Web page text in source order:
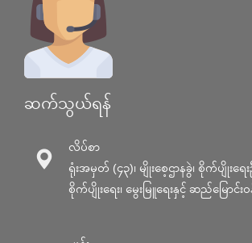
ဆက်သွယ်ရန်
လိပ်စာ
ရုံးအမှတ် (၄၃)၊ မျိုးစေ့ဌာနခွဲ၊ စိုက်ပျိုးရေးဦ
စိုက်ပျိုးရေး၊ မွေးမြူရေးနှင့် ဆည်မြောင်း၀